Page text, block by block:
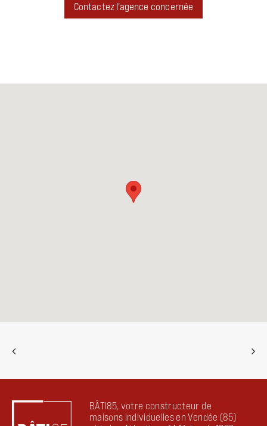
Contactez l'agence concernée
BÂTI85, votre constructeur de
maisons individuelles en Vendée (85)